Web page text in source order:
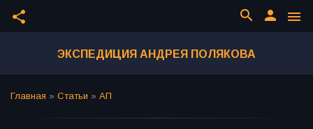
share menu
person
search
ЭКСПЕДИЦИЯ АНДРЕЯ ПОЛЯКОВА
Главная » Статьи » АП